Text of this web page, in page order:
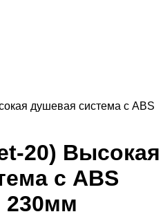
душевая система с ABS
20) Высокая
с ABS
230мм